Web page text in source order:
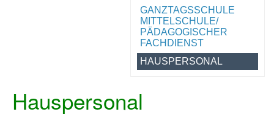
GANZTAGSSCHULE
MITTELSCHULE/
PÄDAGOGISCHER
FACHDIENST
HAUSPERSONAL
Hauspersonal